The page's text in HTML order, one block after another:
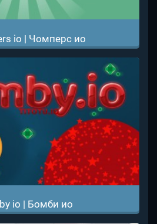
io | Чомперс ио
io | Бомби ио